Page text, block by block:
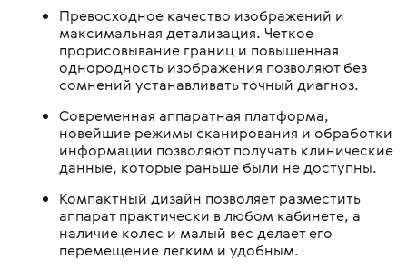
Превосходное качество изображений и
максимальная детализация. Четкое
прорисовывание границ и повышенная
однородность изображения позволяют без
сомнений устанавливать точный диагноз.
Современная аппаратная платформа,
новейшие режимы сканирования и обработки
информации позволяют получать клинические
данные, которые раньше были не доступны.
Компактный дизайн позволяет разместить
аппарат практически в любом кабинете, а
наличие колес и малый вес делает его
перемещение легким и удобным.